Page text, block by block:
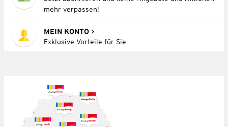
mehr verpassen!
MEIN KONTO
Exklusive Vorteile für Sie